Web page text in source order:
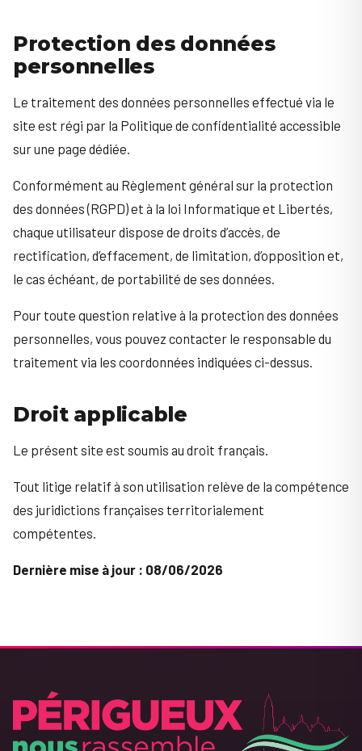
Protection des données
personnelles
Le traitement des données personnelles effectué via le
site est régi par la Politique de confidentialité accessible
sur une page dédiée.
Conformément au Règlement général sur la protection
des données (RGPD) et à la loi Informatique et Libertés,
chaque utilisateur dispose de droits d’accès, de
rectification, d’effacement, de limitation, d’opposition et,
le cas échéant, de portabilité de ses données.
Pour toute question relative à la protection des données
personnelles, vous pouvez contacter le responsable du
traitement via les coordonnées indiquées ci-dessus.
Droit applicable
Le présent site est soumis au droit français.
Tout litige relatif à son utilisation relève de la compétence
des juridictions françaises territorialement
compétentes.
Dernière mise à jour : 08/06/2026